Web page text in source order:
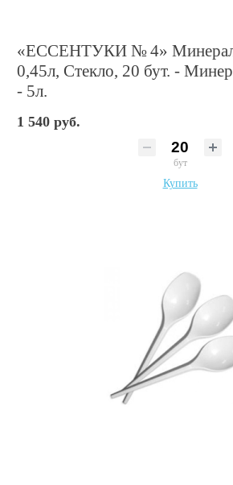
«ЕССЕНТУКИ № 4»
0,45л, Стекло, 20 бут. -
- 5л.
1 540 руб.
бут
Купить